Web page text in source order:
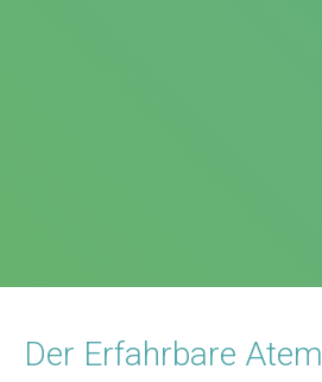
Der Erfahrbare Atem